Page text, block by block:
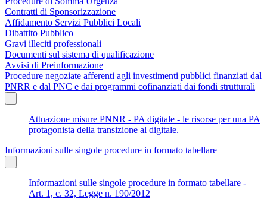
Contratti di Sponsorizzazione
Affidamento Servizi Pubblici Locali
Dibattito Pubblico
Gravi illeciti professionali
Documenti sul sistema di qualificazione
Avvisi di Preinformazione
Procedure negoziate afferenti agli investimenti pubblici finanziati dal
PNRR e dal PNC e dai programmi cofinanziati dai fondi strutturali
Attuazione misure PNNR - PA digitale - le risorse per una PA
protagonista della transizione al digitale.
Informazioni sulle singole procedure in formato tabellare
Informazioni sulle singole procedure in formato tabellare -
Art. 1, c. 32, Legge n. 190/2012